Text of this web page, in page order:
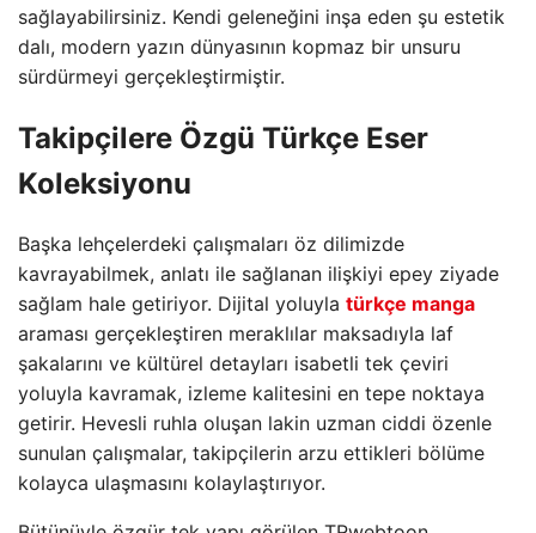
sağlayabilirsiniz. Kendi geleneğini inşa eden şu estetik
dalı, modern yazın dünyasının kopmaz bir unsuru
sürdürmeyi gerçekleştirmiştir.
Takipçilere Özgü Türkçe Eser
Koleksiyonu
Başka lehçelerdeki çalışmaları öz dilimizde
kavrayabilmek, anlatı ile sağlanan ilişkiyi epey ziyade
sağlam hale getiriyor. Dijital yoluyla türkçe manga
araması gerçekleştiren meraklılar maksadıyla laf
şakalarını ve kültürel detayları isabetli tek çeviri
yoluyla kavramak, izleme kalitesini en tepe noktaya
getirir. Hevesli ruhla oluşan lakin uzman ciddi özenle
sunulan çalışmalar, takipçilerin arzu ettikleri bölüme
kolayca ulaşmasını kolaylaştırıyor.